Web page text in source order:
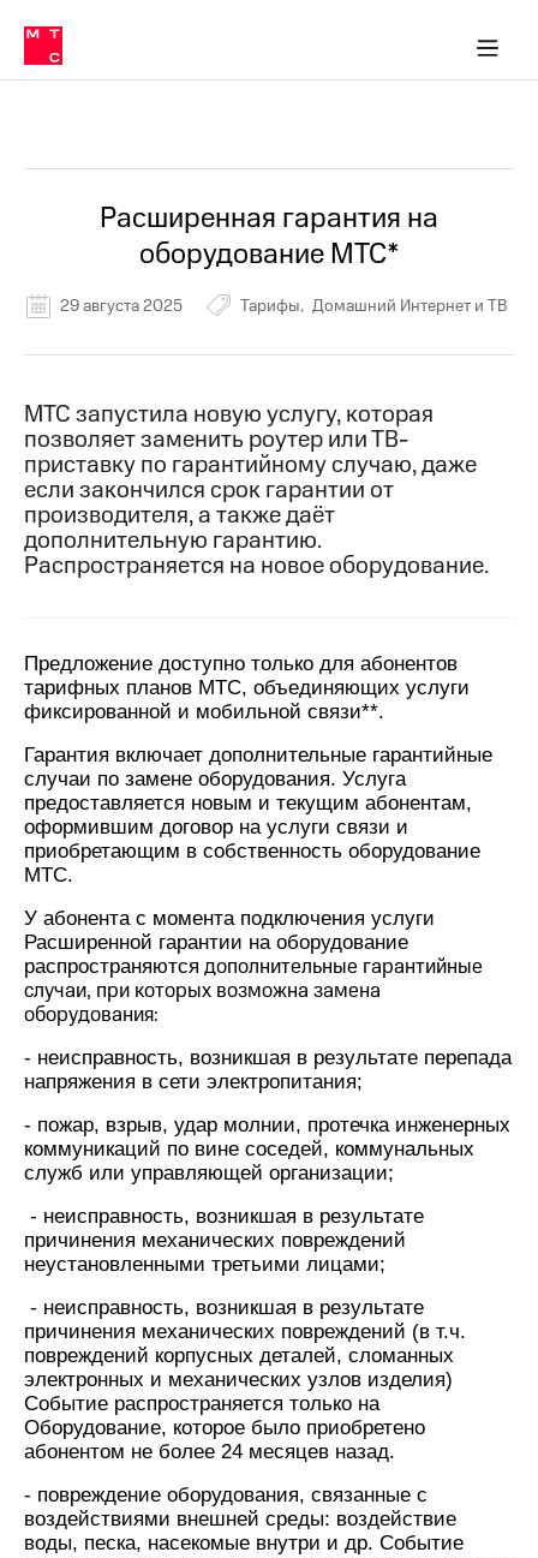
связь
Сервисы и подписки
30% на связь
кабинеты
Мобильная
и
Спутниковое
МТС
номер
в МТС
Тарифы
Услуги
группа
Заказать
карту
Оформить
eSIM
для
иностранцев
Оформить
чистый
Выбрать
номер
Заменить
карту
Перейти
eSIM
Для дома
Выберите
и подключите
ТВ
с выгодным
Тарифы
в МТС
Услуги
приложение
Мой
МТС
Акции
Скидка 30%
на связь
и МТС
Супер
дешевле
оплате
с карты
МТС
Деньги
ТВ
с выгодным
тарифом
Интернет,
для дома
Услуги
Личный
кабинет
и
ТВ
Личный
кабинет
спутникового
ТВ
Скачать
приложение
Мой
МТС
Акции
Расширенная гарантия на
оборудование МТС*
29 августа 2025 Тарифы Домашний Интернет и ТВ
МТС запустила новую услугу, которая
позволяет заменить роутер или ТВ-
приставку по гарантийному случаю, даже
если закончился срок гарантии от
производителя, а также даёт
дополнительную гарантию.
Распространяется на новое оборудование.
Предложение доступно только для абонентов
тарифных планов МТС, объединяющих услуги
фиксированной и мобильной связи**.
Гарантия включает дополнительные гарантийные
случаи по замене оборудования. Услуга
предоставляется новым и текущим абонентам,
оформившим договор на услуги связи и
приобретающим в собственность оборудование
МТС.
У абонента с момента подключения услуги
Расширенной гарантии на оборудование
распространяются дополнительные гарантийные
случаи, при которых возможна замена
оборудования:
- неисправность, возникшая в результате перепада
напряжения в сети электропитания;
- пожар, взрыв, удар молнии, протечка инженерных
коммуникаций по вине соседей, коммунальных
служб или управляющей организации;
- неисправность, возникшая в результате
причинения механических повреждений
неустановленными третьими лицами;
- неисправность, возникшая в результате
причинения механических повреждений (в т.ч.
повреждений корпусных деталей, сломанных
электронных и механических узлов изделия)
Событие распространяется только на
Оборудование, которое было приобретено
абонентом не более 24 месяцев назад.
- повреждение оборудования, связанные с
воздействиями внешней среды: воздействие
воды, песка, насекомые внутри и др. Событие